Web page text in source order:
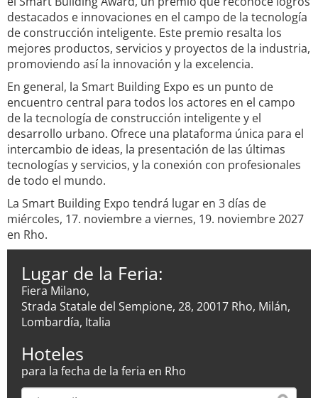
destacados e innovaciones en el campo de la tecnología
de construcción inteligente. Este premio resalta los
mejores productos, servicios y proyectos de la industria,
promoviendo así la innovación y la excelencia.
En general, la Smart Building Expo es un punto de
encuentro central para todos los actores en el campo
de la tecnología de construcción inteligente y el
desarrollo urbano. Ofrece una plataforma única para el
intercambio de ideas, la presentación de las últimas
tecnologías y servicios, y la conexión con profesionales
de todo el mundo.
La Smart Building Expo tendrá lugar en 3 días de
miércoles, 17. noviembre a viernes, 19. noviembre 2027
en Rho.
Lugar de la Feria:
Fiera Milano,
Strada Statale del Sempione, 28, 20017 Rho, Milán,
Lombardía, Italia
Hoteles
para la fecha de la feria en Rho